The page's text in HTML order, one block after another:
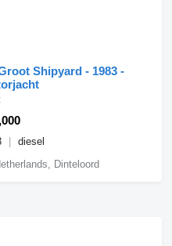
Shipyard - 1983 -
diesel
Dinteloord